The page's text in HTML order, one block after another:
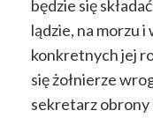
będzie się
lądzie, na morzu
konkretnych jej
się żołnierze
sekretarz obrony